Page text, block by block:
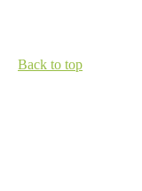
Back to top